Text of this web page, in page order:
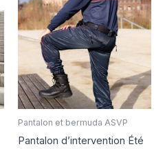
sur
la
page
Pantalon et bermuda ASVP
Pantalon d’intervention Été